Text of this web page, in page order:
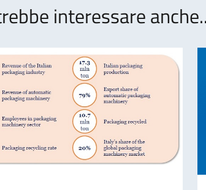
interessare anche..